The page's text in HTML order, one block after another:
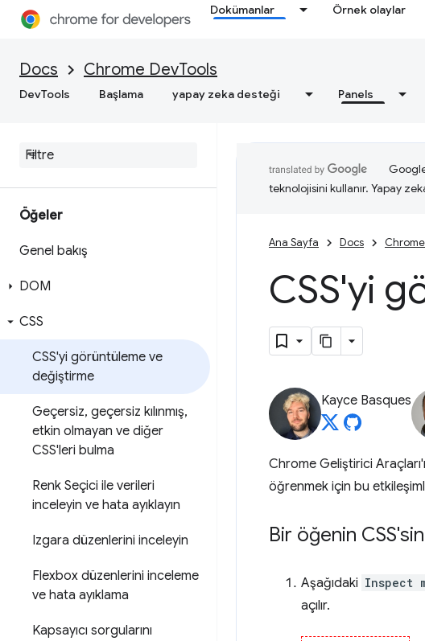
Dokümanlar Örnek olaylar
Docs Chrome DevTools
DevTools Başlama yapay zeka desteği Panels
Öğeler
Genel bakış
DOM
CSS
CSS'yi görüntüleme ve
değiştirme
Geçersiz, geçersiz kılınmış,
etkin olmayan ve diğer
CSS'leri bulma
Renk Seçici ile verileri
inceleyin ve hata ayıklayın
Izgara düzenlerini inceleyin
Flexbox düzenlerini inceleme
ve hata ayıklama
Kapsayıcı sorgularını
teknolojisini kullanır. Yapay
Ana Sayfa Docs
CSS'yi
Kayce Basques
Chrome Geliştirici
öğrenmek için bu
Bir öğenin
Aşağıdaki Inspect
açılır.